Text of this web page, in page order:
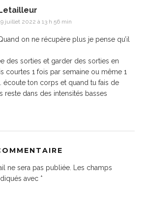
juillet 2022 à 13 h 56 min
on ne récupère plus je pense qu’il
des sorties et garder des sorties en
courtes 1 fois par semaine ou même 1
écoute ton corps et quand tu fais de
reste dans des intensités basses
ne sera pas publiée.
Les champs
avec *